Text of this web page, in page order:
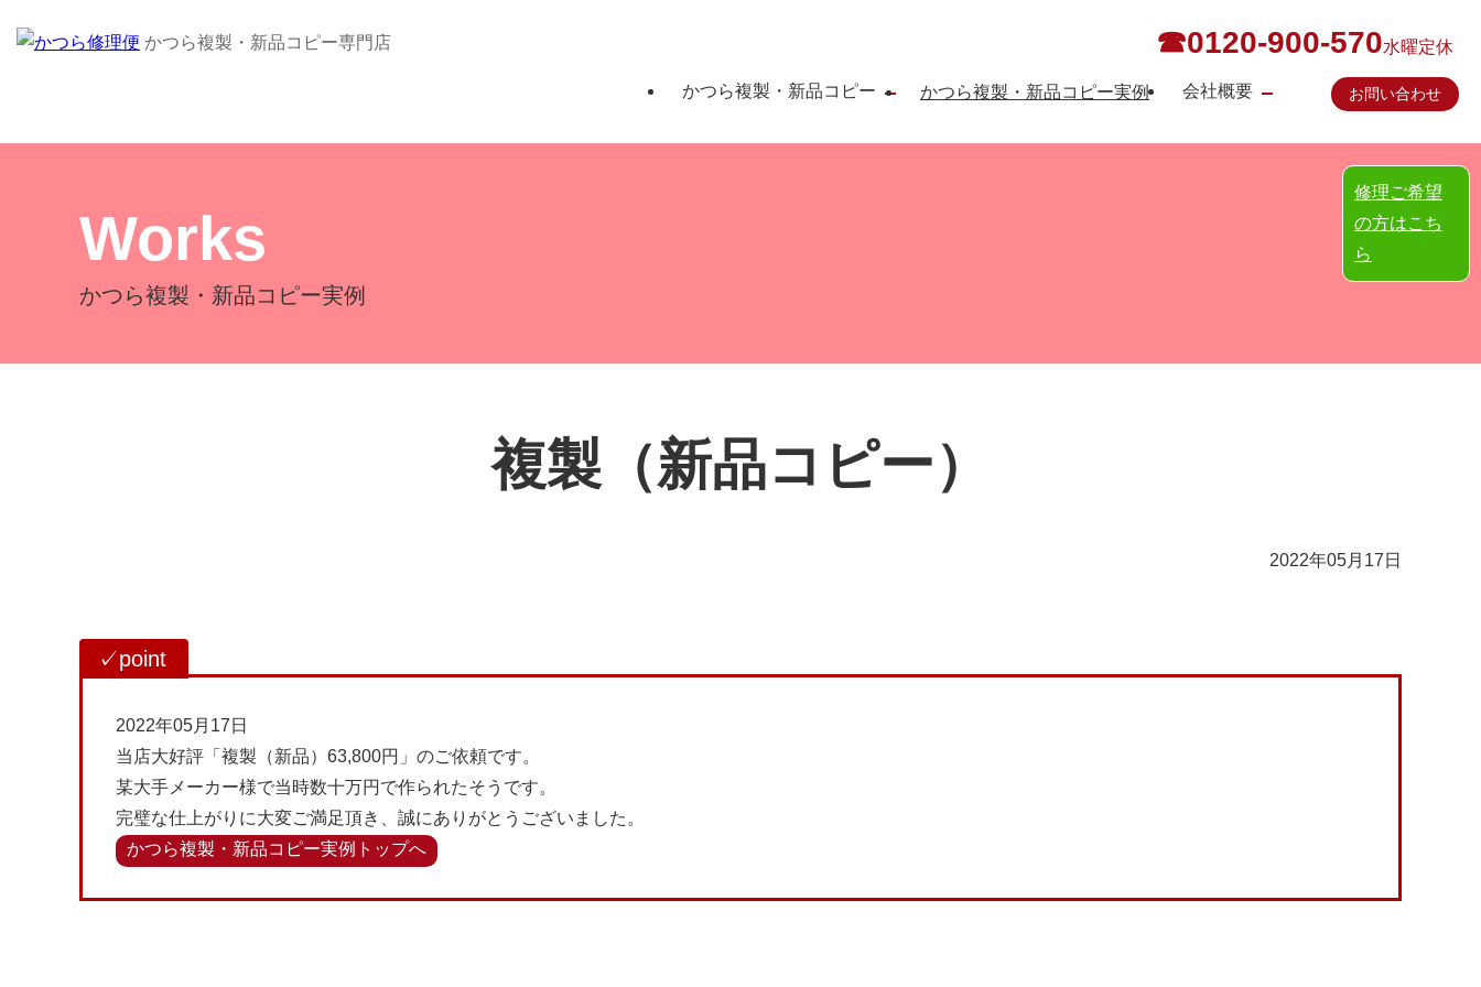
かつら複製・新品コピー専門店 ☎0120-900-570水曜定休
かつら複製・新品コピー かつら複製・新品コピー実例 会社概要 お問い合わせ
修理ご希望
の方はこち
ら
Works
かつら複製・新品コピー実例
複製（新品コピー）
2022年05月17日
2022年05月17日
当店大好評「複製（新品）63,800円」のご依頼です。
某大手メーカー様で当時数十万円で作られたそうです。
完璧な仕上がりに大変ご満足頂き、誠にありがとうございました。
かつら複製・新品コピー実例トップへ